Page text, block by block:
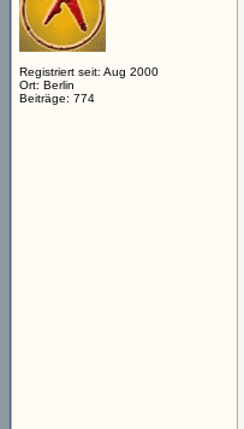
Registriert seit: Aug 2000
Ort: Berlin
Beiträge: 774